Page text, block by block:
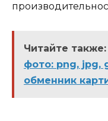
Читайте также:
фото: png, jpg,
обменник